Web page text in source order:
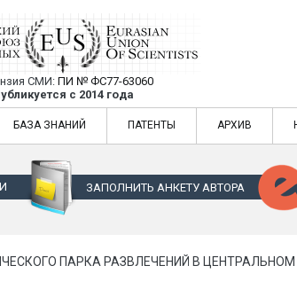
Союз Ученых — публикация
СМИ:ПИ № ФС77-63060
с 2014 года
— публикация научных статей в ежемесячном
БАЗА ЗНАНИЙ ПАТЕНТЫ АРХИВ
ЗАПОЛНИТЬ АНКЕТУ АВТОРА
ПАРКА РАЗВЛЕЧЕНИЙ В